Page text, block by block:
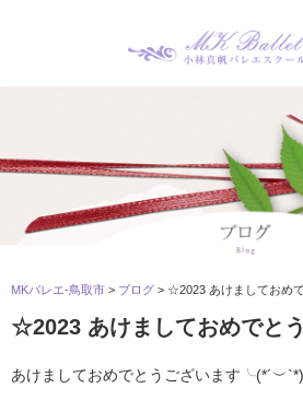
MKバレエ-鳥取市 > ブログ > ☆2023 あけましておめ
☆2023 あけましておめでと
あけましておめでとうございます